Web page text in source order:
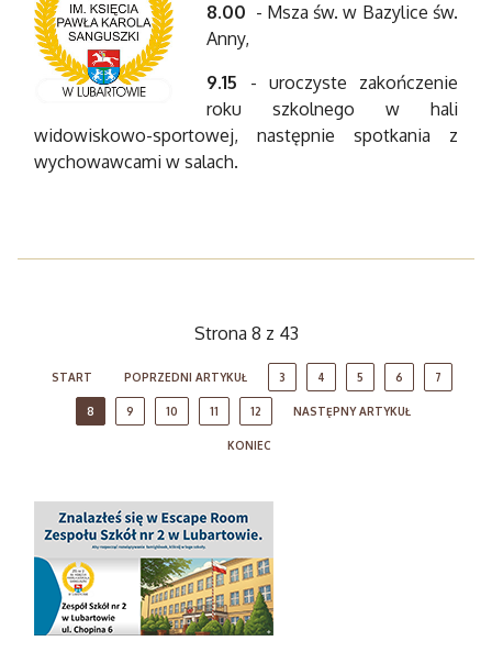
8.00 - Msza św. w Bazylice św.
Anny,
9.15 - uroczyste zakończenie
roku szkolnego w hali
widowiskowo-sportowej, następnie spotkania z
wychowawcami w salach.
Strona 8 z 43
START POPRZEDNI ARTYKUŁ 3 4 5 6 7
8 9 10 11 12 NASTĘPNY ARTYKUŁ
KONIEC